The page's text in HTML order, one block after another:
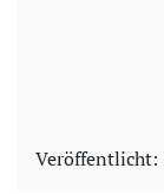
Veröffentlicht: